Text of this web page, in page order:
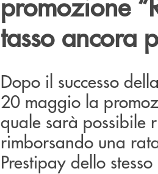
tasso ancora
Dopo il successo
20 maggio la
quale sarà possibile
rimborsando una
Prestipay dello